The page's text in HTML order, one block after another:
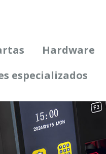
Hardware
especializados